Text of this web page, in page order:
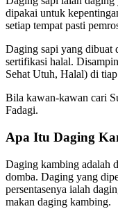
dipakai untuk
setiap tempat pasti
Daging sapi yang dibuat
sertifikasi halal.
Sehat Utuh, Halal) di
Bila kawan-kawan cari
Fadagi.
Apa Itu Daging
Daging kambing adalah
domba. Daging yang
persentasenya ialah
makan daging kambing.